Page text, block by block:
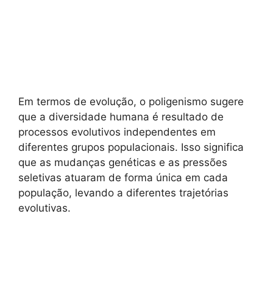
Em termos de evolução, o poligenismo sugere
que a diversidade humana é resultado de
processos evolutivos independentes em
diferentes grupos populacionais. Isso significa
que as mudanças genéticas e as pressões
seletivas atuaram de forma única em cada
população, levando a diferentes trajetórias
evolutivas.